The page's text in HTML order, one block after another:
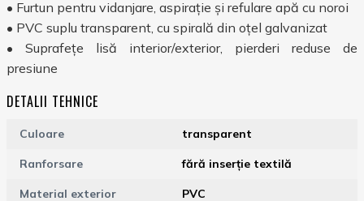
• Furtun pentru vidanjare, aspirație și refulare apă cu noroi
• PVC suplu transparent, cu spirală din oțel galvanizat
• Suprafețe lisă interior/exterior, pierderi reduse de
presiune
DETALII TEHNICE
Culoare transparent
Ranforsare fără inserție textilă
Material exterior PVC